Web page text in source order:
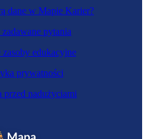
dane w Mapie Karier?
zadawane pytania
edukacyjne
prywatności
przed nadużyciami